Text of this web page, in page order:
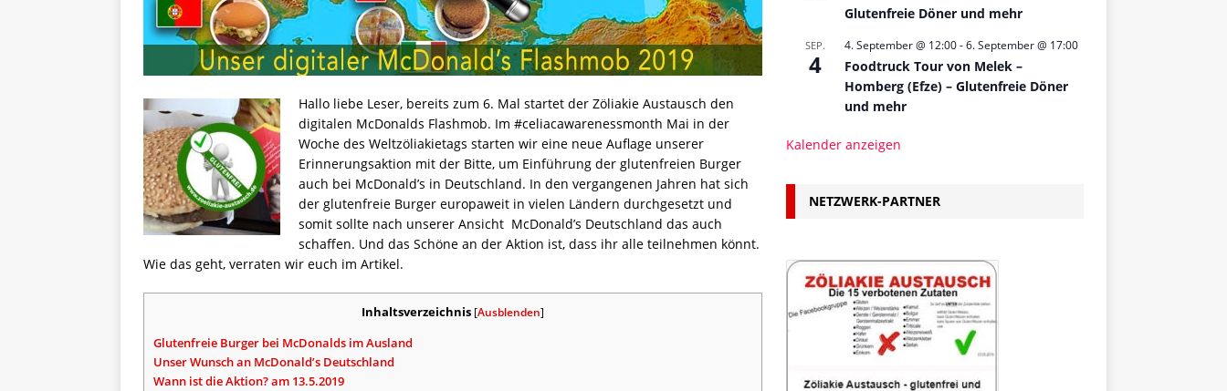
Hallo liebe Leser, bereits zum 6. Mal startet der Zöliakie Austausch den
digitalen McDonalds Flashmob. Im #celiacawarenessmonth Mai in der
Woche des Weltzöliakietags starten wir eine neue Auflage unserer
Erinnerungsaktion mit der Bitte, um Einführung der glutenfreien Burger
auch bei McDonald’s in Deutschland. In den vergangenen Jahren hat sich
der glutenfreie Burger europaweit in vielen Ländern durchgesetzt und
somit sollte nach unserer Ansicht McDonald’s Deutschland das auch
schaffen. Und das Schöne an der Aktion ist, dass ihr alle teilnehmen könnt.
Wie das geht, verraten wir euch im Artikel.
Inhaltsverzeichnis [Ausblenden]
Glutenfreie Burger bei McDonalds im Ausland
Unser Wunsch an McDonald’s Deutschland
Wann ist die Aktion? am 13.5.2019
Glutenfreie Döner und mehr
SEP.
4
4. September @ 12:00-6. September @ 17:00
Foodtruck Tour von Melek –
Homberg (Efze) – Glutenfreie Döner
und mehr
Kalender anzeigen
NETZWERK-PARTNER